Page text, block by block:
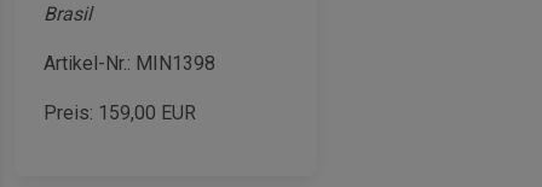
Brasil
Artikel-Nr.: MIN1398
Preis: 159,00 EUR